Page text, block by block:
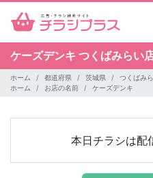
ケーズデンキ つくばみらい
ホーム 都道府県 茨城県
つくばみ
ホーム
お店の名前 ケーズデンキ
本日チラシは配